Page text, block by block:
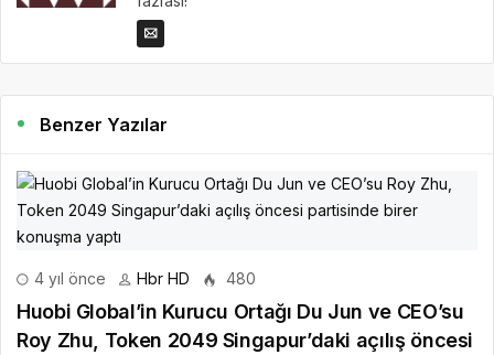
Benzer Yazılar
4 yıl önce Hbr HD 480
Huobi Global’in Kurucu Ortağı Du Jun ve CEO’su
Roy Zhu, Token 2049 Singapur’daki açılış öncesi